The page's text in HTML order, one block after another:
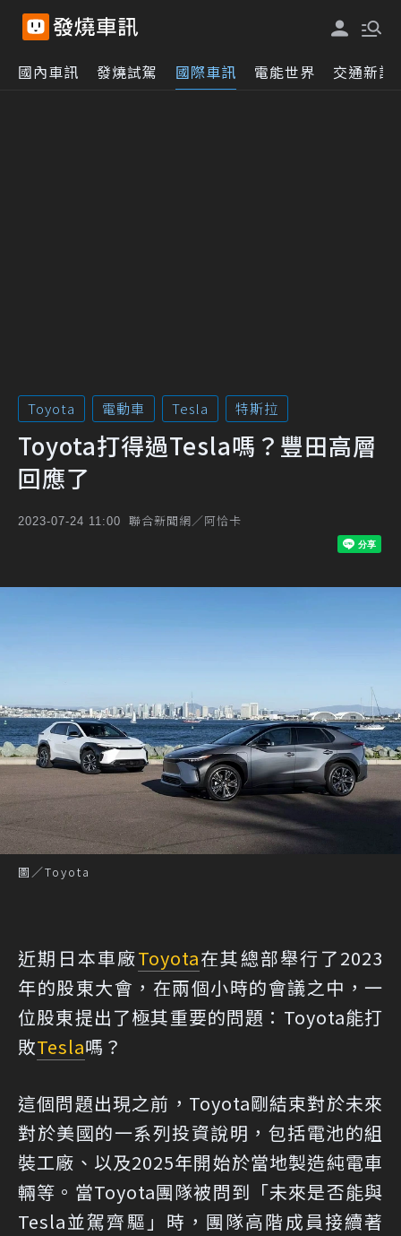
國內車訊 發燒試駕 國際車訊 電能世界 交通新訊
Toyota 電動車 Tesla 特斯拉
Toyota打得過Tesla嗎？豐田高層
回應了
2023-07-24 11:00 聯合新聞網／阿恰卡
圖／Toyota
近期日本車廠Toyota在其總部舉行了2023
年的股東大會，在兩個小時的會議之中，一
位股東提出了極其重要的問題：Toyota能打
敗Tesla嗎？
這個問題出現之前，Toyota剛結束對於未來
對於美國的一系列投資說明，包括電池的組
裝工廠、以及2025年開始於當地製造純電車
輛等。當Toyota團隊被問到「未來是否能與
Tesla並駕齊驅」時，團隊高階成員接續著